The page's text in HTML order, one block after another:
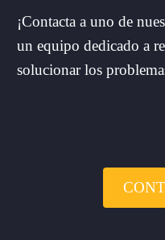
¡Contacta a uno de
un equipo dedicado a
solucionar los